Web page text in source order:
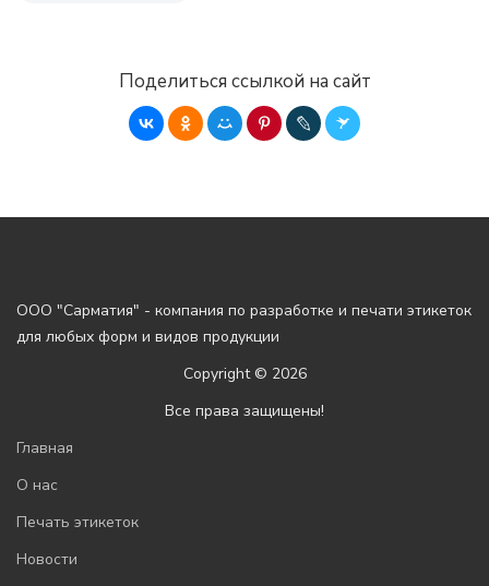
Поделиться ссылкой на сайт
ООО "Сарматия" - компания по разработке и печати этикеток
для любых форм и видов продукции
Copyright © 2026
Все права защищены!
Главная
О нас
Печать этикеток
Новости